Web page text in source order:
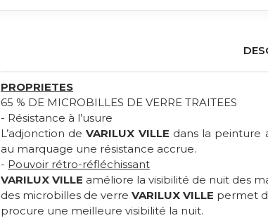
PROPRIETES
65 % DE MICROBILLES DE VERRE TRAITEES
- Résistance à l’usure
L’adjonction deVARILUX VILLE dans la peinture
au marquage une résistance accrue.
- Pouvoir rétro-réfléchissant
VARILUX VILLE améliore la visibilité de nuit des
des microbilles de verre VARILUX VILLE permet
procure une meilleure visibilité la nuit.